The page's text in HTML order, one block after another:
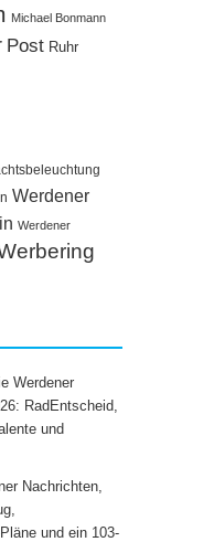
Michael Bonmann
Post Ruhr
Werdener
Werdener
Werdener
RadEntscheid,
und
Nachrichten,
und ein 103-